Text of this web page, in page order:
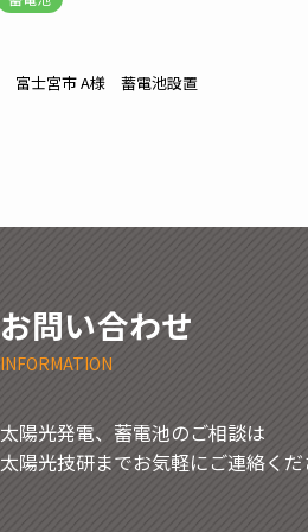
富士宮市 A様 蓄電池設置
お問い合わせ
INFORMATION
太陽光発電、蓄電池のご相談は
太陽光技研までお気軽にご連絡く